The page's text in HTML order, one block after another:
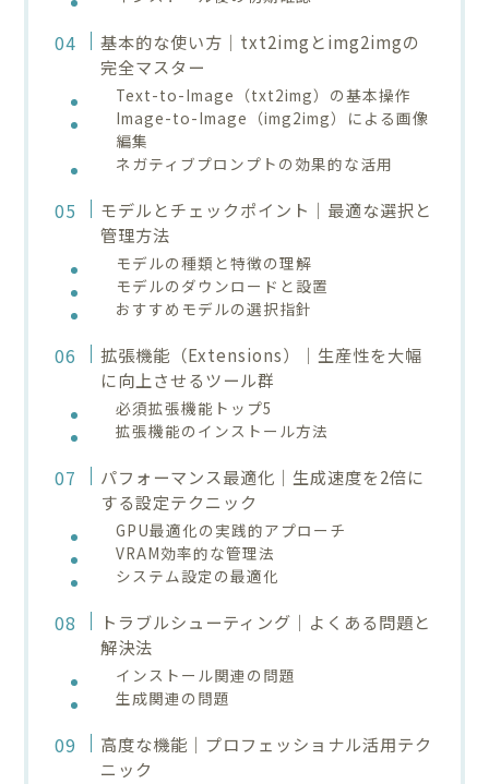
基本的な使い方｜txt2imgとimg2imgの
完全マスター
Text-to-Image（txt2img）の基本操作
Image-to-Image（img2img）による画像
編集
ネガティブプロンプトの効果的な活用
モデルとチェックポイント｜最適な選択と
管理方法
モデルの種類と特徴の理解
モデルのダウンロードと設置
おすすめモデルの選択指針
拡張機能（Extensions）｜生産性を大幅
に向上させるツール群
必須拡張機能トップ5
拡張機能のインストール方法
パフォーマンス最適化｜生成速度を2倍に
する設定テクニック
GPU最適化の実践的アプローチ
VRAM効率的な管理法
システム設定の最適化
トラブルシューティング｜よくある問題と
解決法
インストール関連の問題
生成関連の問題
高度な機能｜プロフェッショナル活用テク
ニック